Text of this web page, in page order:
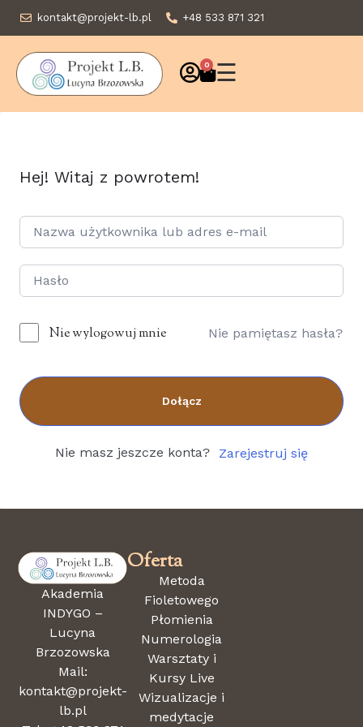
kontakt@projekt-lb.pl +48 533 871 321
0 ☰
Hej! Witaj z powrotem!
Nie wylogowuj mnie Nie pamiętasz hasła?
Dołącz
Nie masz jeszcze konta? Zarejestruj się
Akademia
INDYGO –
Lucyna
Brzozowska
Mail:
kontakt@projekt-
lb.pl
Oferta
Metoda
Fioletowego
Płomienia
Numerologia
Warsztaty i
Kursy Live
Wizualizacje i
medytacje